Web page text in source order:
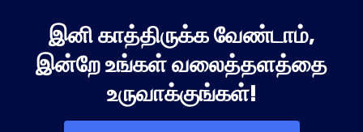
இனி காத்திருக்க வேண்டாம்,
இன்றே உங்கள் வலைத்தளத்தை
உருவாக்குங்கள்!